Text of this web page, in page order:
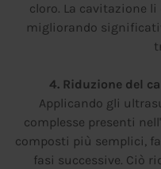
cloro. La cavitazione
migliorando
4. Riduzione del
Applicando gli
complesse presenti
composti più semplici,
fasi successive. Ciò